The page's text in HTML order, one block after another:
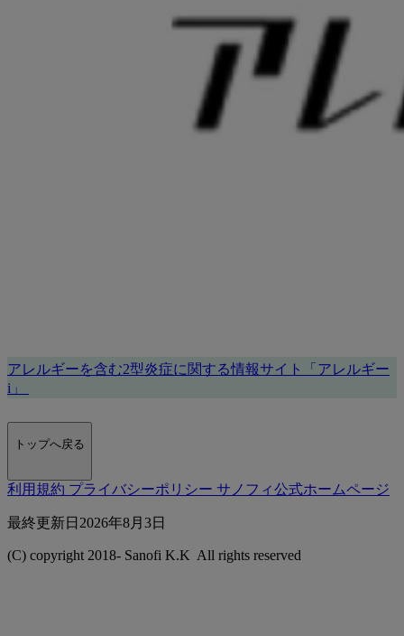
アレルギーを含む2型炎症に関する情報サイト「アレルギー
i」
トップへ戻る
利用規約 プライバシーポリシー サノフィ公式ホームページ
最終更新⽇2026年8月3日
(C) copyright 2018- Sanofi K.K All rights reserved